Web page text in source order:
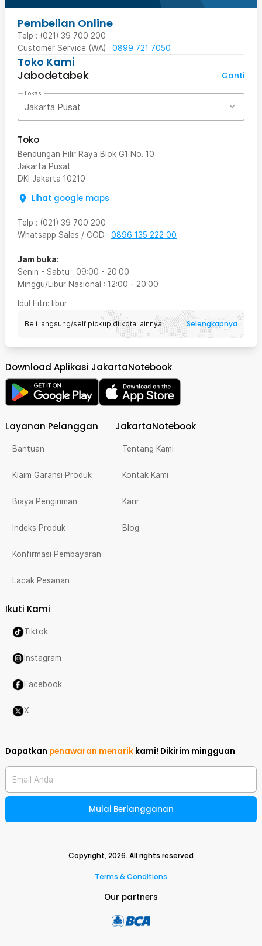
Pembelian Online
Telp : (021) 39 700 200
Customer Service (WA) : 0899 721 7050
Toko Kami
Jabodetabek
Ganti
Lokasi
Jakarta Pusat
Toko
Bendungan Hilir Raya Blok G1 No. 10
Jakarta Pusat
DKI Jakarta 10210
Lihat google maps
Telp : (021) 39 700 200
Whatsapp Sales / COD : 0896 135 222 00
Jam buka:
Senin - Sabtu : 09:00 - 20:00
Minggu/Libur Nasional : 12:00 - 20:00
Idul Fitri: libur
Beli langsung/self pickup di kota lainnya Selengkapnya
Download Aplikasi JakartaNotebook
Layanan Pelanggan
Bantuan
Klaim Garansi Produk
Biaya Pengiriman
Indeks Produk
Konfirmasi Pembayaran
Lacak Pesanan
JakartaNotebook
Tentang Kami
Kontak Kami
Karir
Blog
Ikuti Kami
Tiktok
Instagram
Facebook
X
Dapatkan penawaran menarik kami! Dikirim mingguan
Email Anda
Mulai Berlangganan
Copyright,2026. All rights reserved
Terms & Conditions
Our partners